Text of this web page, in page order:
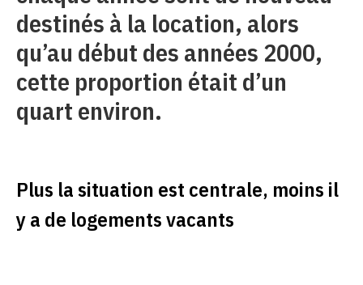
destinés à la location, alors
qu’au début des années 2000,
cette proportion était d’un
quart environ.
Plus la situation est centrale, moins il
y a de logements vacants